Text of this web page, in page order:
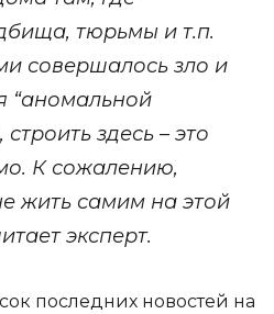
тюрьмы и т.п.
совершалось зло и
“аномальной
здесь – это
К сожалению,
жить самим на этой
эксперт.